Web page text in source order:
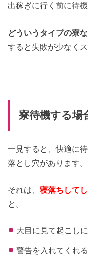
出稼ぎに行く前に待
どういうタイプの寮
すると失敗が少なく
寮待機する場
一見すると、快適に
落とし穴があります。
それは、寝落ちして
と。
大目に見て起こし
警告を入れてくれ